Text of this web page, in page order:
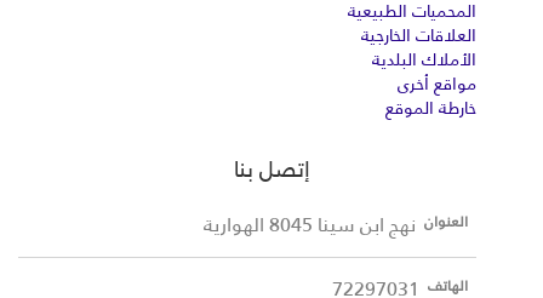
المحميات الطبيعية
العلاقات الخارجية
الأملاك البلدية
مواقع أخرى
خارطة الموقع
إتصل بنا
العنوان نهج ابن سينا 8045 الهوارية
الهاتف 72297031